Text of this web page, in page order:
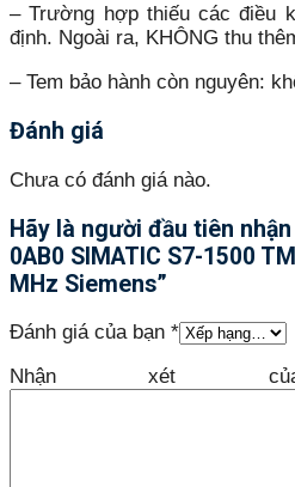
– Trường hợp thiếu các điều
định. Ngoài ra, KHÔNG thu
– Tem bảo hành còn nguyên:
Đánh giá
Chưa có đánh giá nào.
Hãy là người đầu tiên
0AB0 SIMATIC S7-1500
MHz Siemens”
Đánh giá của bạn *
Nhận xét